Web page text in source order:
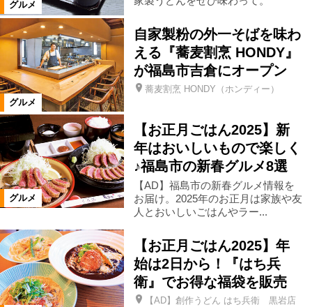
仙台市 米沢市 高畠町
福島市郊外 福島市市街地
カテゴリ
洋食 中国料理・台湾料理
韓国料理 カレー 餃子
アジア料理
寿司 魚料理 天ぷら・串揚げ
グルメ
グルメ
自家製粉の外一そばを味わ
える『蕎麦割烹 HONDY』
が福島市吉倉にオープン
蕎麦割烹 HONDY（ホンディー）
グルメ
【お正月ごはん2025】新
年はおいしいもので楽しく
♪福島市の新春グルメ8選
【AD】福島市の新春グルメ情報を
お届け。2025年のお正月は家族や友
人とおいしいごはんやラー...
【お正月ごはん2025】年
始は2日から！『はち兵
衛』でお得な福袋を販売
【AD】創作うどん はち兵衛 黒岩店